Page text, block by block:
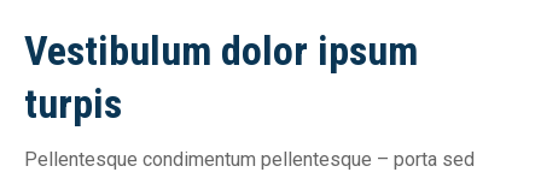
Vestibulum dolor ipsum
turpis
Pellentesque condimentum pellentesque – porta sed